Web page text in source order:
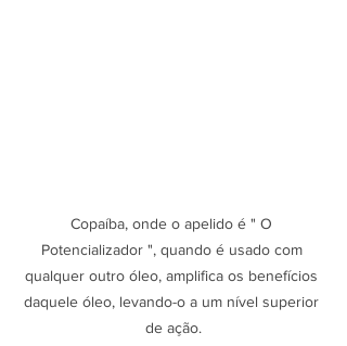
Copaíba, onde o apelido é " O
Potencializador ", quando é usado com
qualquer outro óleo, amplifica os benefícios
daquele óleo, levando-o a um nível superior
de ação.